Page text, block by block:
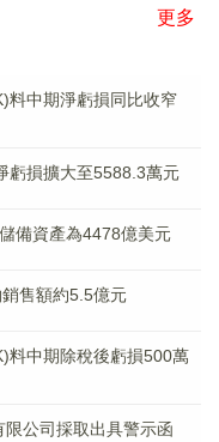
更多
料中期淨虧損同比收窄
虧損擴大至5588.3萬元
備資產為4478億美元
售額約5.5億元
料中期除稅後虧損500萬
公司採取出具警示函